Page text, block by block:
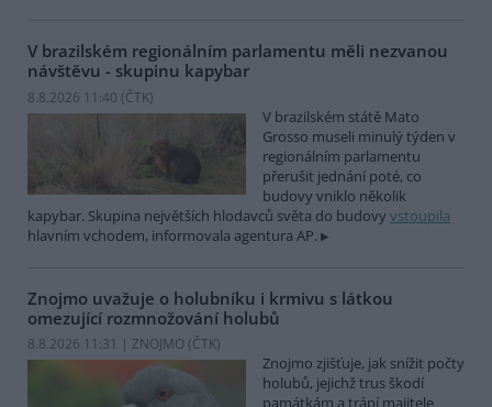
V brazilském regionálním parlamentu měli nezvanou
návštěvu - skupinu kapybar
8.8.2026 11:40 (ČTK)
V brazilském státě Mato
Grosso museli minulý týden v
regionálním parlamentu
přerušit jednání poté, co
budovy vniklo několik
kapybar. Skupina největších hlodavců světa do budovy vstoupila
hlavním vchodem, informovala agentura AP.
Znojmo uvažuje o holubníku i krmivu s látkou
omezující rozmnožování holubů
8.8.2026 11:31 | ZNOJMO (ČTK)
Znojmo zjišťuje, jak snížit počty
holubů, jejichž trus škodí
památkám a trápí majitele